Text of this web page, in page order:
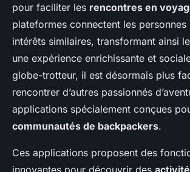
pour faciliter les rencontres en
plateformes connectent les
intérêts similaires, transformant ainsi
une expérience enrichissante et
globe-trotteur, il est désormais plus
rencontrer d’autres passionnés
applications spécialement conçues
communautés de backpackers.
Ces applications proposent des
innovantes pour découvrir des